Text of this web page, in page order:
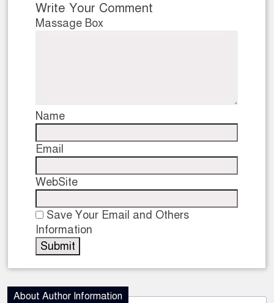
Write Your Comment
Massage Box
Name
Email
WebSite
Save Your Email and Others
Information
About Author Information